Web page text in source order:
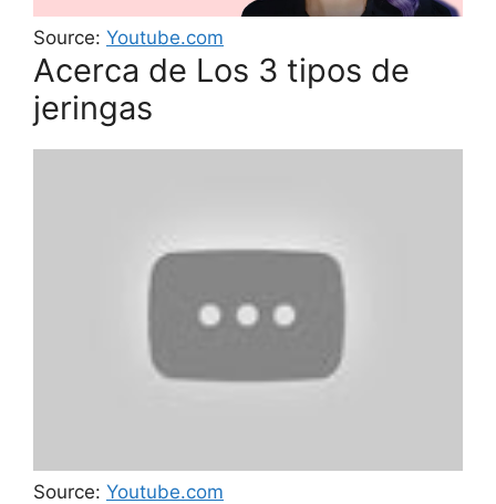
Source: Youtube.com
Acerca de Los 3 tipos de
jeringas
Source: Youtube.com